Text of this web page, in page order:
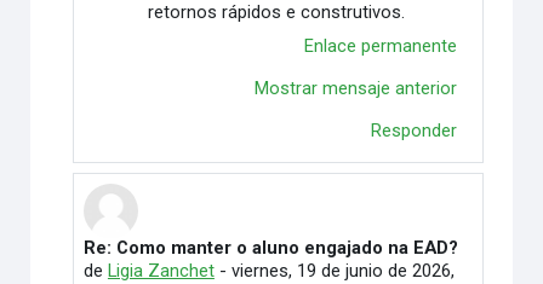
retornos rápidos e construtivos.
Enlace permanente
Mostrar mensaje anterior
Responder
En respuesta a Vitória Duarte Wingert
Re: Como manter o aluno engajado na EAD?
de Ligia Zanchet- viernes, 19 de junio de 2026,